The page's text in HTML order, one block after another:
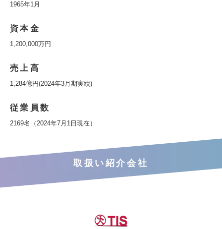
1965年1月
資本金
1,200,000万円
売上高
1,284億円(2024年3月期実績)
従業員数
2169名（2024年7月1日現在）
取扱い紹介会社